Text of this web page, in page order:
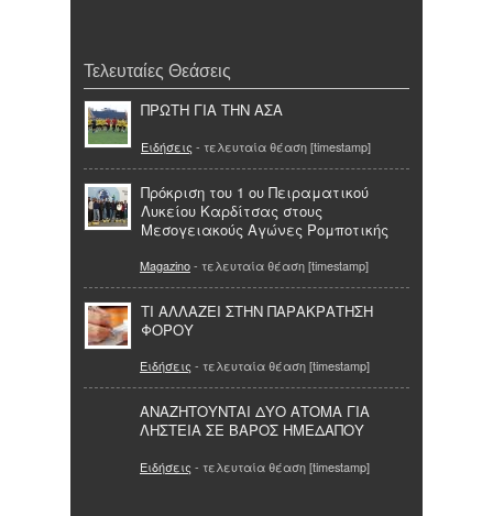
Τελευταίες Θεάσεις
ΠΡΩΤΗ ΓΙΑ ΤΗΝ ΑΣΑ
Ειδήσεις - τελευταία θέαση [timestamp]
Πρόκριση του 1 ου Πειραματικού
Λυκείου Καρδίτσας στους
Μεσογειακούς Αγώνες Ρομποτικής
Magazino- τελευταία θέαση [timestamp]
ΤΙ ΑΛΛΑΖΕΙ ΣΤΗΝ ΠΑΡΑΚΡΑΤΗΣΗ
ΦΟΡΟΥ
Ειδήσεις - τελευταία θέαση [timestamp]
ΑΝΑΖΗΤΟΥΝΤΑΙ ΔΥΟ ΑΤΟΜΑ ΓΙΑ
ΛΗΣΤΕΙΑ ΣΕ ΒΑΡΟΣ ΗΜΕΔΑΠΟΥ
Ειδήσεις - τελευταία θέαση [timestamp]